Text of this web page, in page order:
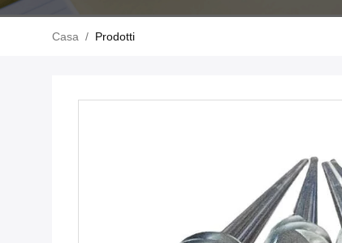
Casa / Prodotti